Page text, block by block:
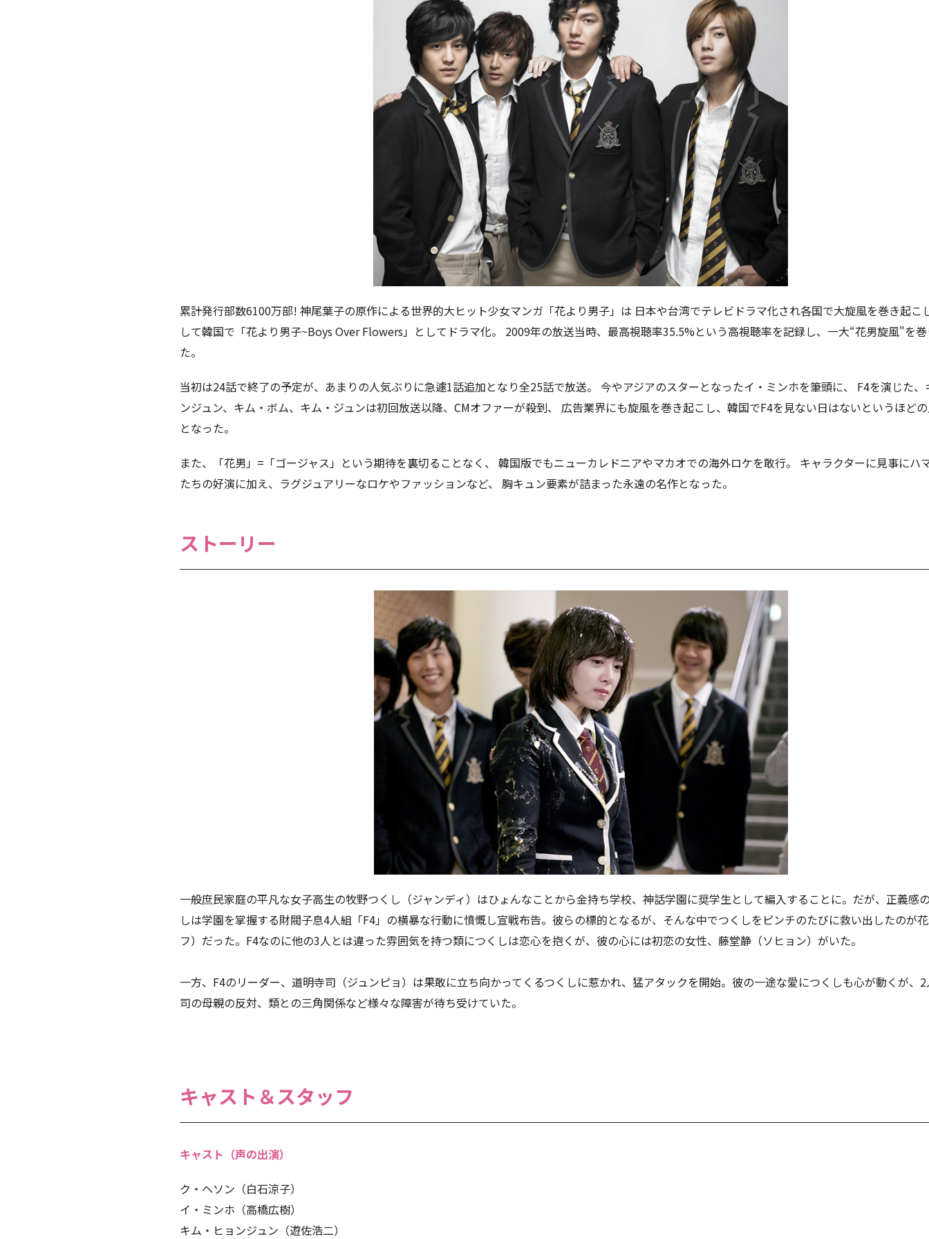
累計発行部数6100万部! 神尾葉子の原作による世界的大ヒット少女マンガ「花より男子」は 日本や台湾でテレビドラマ化され各国で大旋風を巻き起こ
して韓国で「花より男子~Boys Over Flowers」としてドラマ化。 2009年の放送当時、最高視聴率35.5%という高視聴率を記録し、一大“花男旋風"を
た。
当初は24話で終了の予定が、あまりの人気ぶりに急遽1話追加となり全25話で放送。 今やアジアのスターとなったイ・ミンホを筆頭に、 F4を演じた
ンジュン、キム・ボム、キム・ジュンは初回放送以降、CMオファーが殺到、 広告業界にも旋風を巻き起こし、韓国でF4を見ない日はないというほど
となった。
また、「花男」=「ゴージャス」という期待を裏切ることなく、 韓国版でもニューカレドニアやマカオでの海外ロケを敢行。 キャラクターに見事にハ
たちの好演に加え、ラグジュアリーなロケやファッションなど、 胸キュン要素が詰まった永遠の名作となった。
ストーリー
一般庶民家庭の平凡な女子高生の牧野つくし（ジャンディ）はひょんなことから金持ち学校、神話学園に奨学生として編入することに。だが、正義感
しは学園を掌握する財閥子息4人組「F4」の横暴な行動に憤慨し宣戦布告。彼らの標的となるが、そんな中でつくしをピンチのたびに救い出したのが
フ）だった。F4なのに他の3人とは違った雰囲気を持つ類につくしは恋心を抱くが、彼の心には初恋の女性、藤堂静（ソヒョン）がいた。
一方、F4のリーダー、道明寺司（ジュンピョ）は果敢に立ち向かってくるつくしに惹かれ、猛アタックを開始。彼の一途な愛につくしも心が動くが、
司の母親の反対、類との三角関係など様々な障害が待ち受けていた。
キャスト＆スタッフ
キャスト（声の出演）
ク・ヘソン（白石涼子）
イ・ミンホ（高橋広樹）
キム・ヒョンジュン（遊佐浩二）